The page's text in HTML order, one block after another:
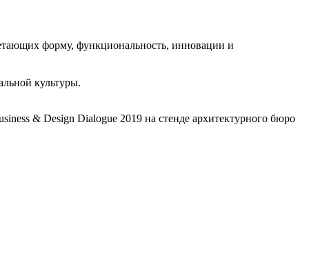
форму, функциональность, инновации и
культуры.
& Design Dialogue 2019 на стенде архитектурного бюро